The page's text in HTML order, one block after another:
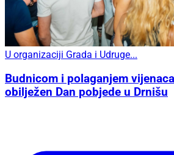
U organizaciji Grada i Udruge...
Budnicom i polaganjem
obilježen Dan pobjede u Drnišu